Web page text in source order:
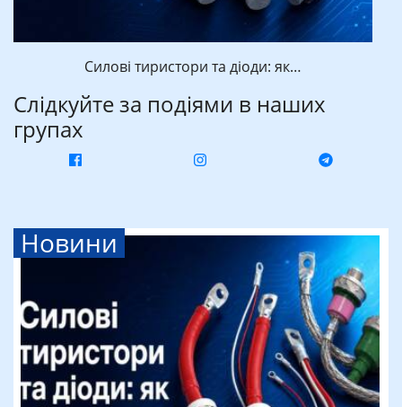
Силові тиристори та діоди: як…
Слідкуйте за подіями в наших
групах
Новини